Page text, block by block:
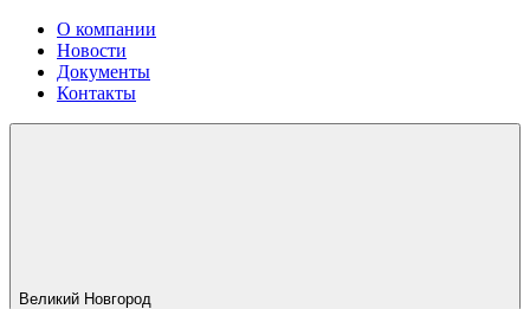
О компании
Новости
Документы
Контакты
Великий Новгород